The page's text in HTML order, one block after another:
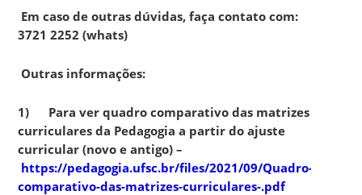
Em caso de outras dúvidas, faça contato com:
3721 2252 (whats)
Outras informações:
1) Para ver quadro comparativo das matrizes
curriculares da Pedagogia a partir do ajuste
curricular (novo e antigo) –
https://pedagogia.ufsc.br/files/2021/09/Quadro-
comparativo-das-matrizes-curriculares-.pdf